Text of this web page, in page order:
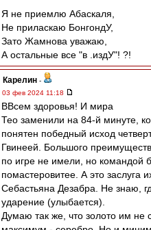
Я не приемлю Абаскаля,
Не приласкаю БонгондУ,
Зато Жамнова уважаю,
А остальные все "в .издУ"! ?!
Карелин -
03 фев 2024 11:18
ВВсем здоровья! И мира
Тео заменили на 84-й минуте,
понятен победный исход
Гвинеей. Большого
по игре не имели, но командой
помастеровитее. А это заслуга
Себастьяна Дезабра. Не знаю,
ударение (улыбается).
Думаю так же, что золото им не